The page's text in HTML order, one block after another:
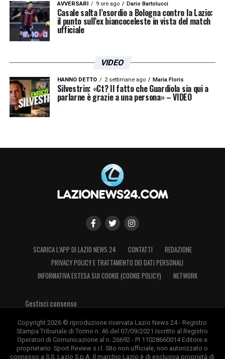
AVVERSARI 9 ore ago Dario Bartolucci
Casale salta l’esordio a Bologna contro la Lazio:
il punto sull’ex biancoceleste in vista del match
ufficiale
VIDEO
HANNO DETTO 2 settimane ago Maria Floris
Silvestrin: «Ct? Il fatto che Guardiola sia qui a
parlarne è grazie a una persona» – VIDEO
SCARICA L’APP DI LAZIO NEWS 24 CONTATTI
REDAZIONE
PRIVACY POLICY E TRATTAMENTO DEI DATI PERSONALI
INFORMATIVA ESTESA SUI COOKIE (COOKIE POLICY)
NETWORK
Gestisci consenso
Copyright 2026 © riproduzione riservata Lazio News 24 - Registro
Stampa Tribunale di Torino n. 46 del 07/09/2021 Iscritto al Registro
Operatori di Comunicazione al n. 26692 - PI 11028660014 Editore e
proprietario: Sport Review s.r.l. Sito non ufficiale, non autorizzato o
connesso a S.S. Lazio S.p.A. Il marchio Lazio è di esclusiva proprietà di